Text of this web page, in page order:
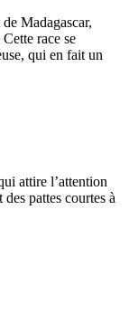
Madagascar,
race se
qui en fait un
attire l’attention
pattes courtes à